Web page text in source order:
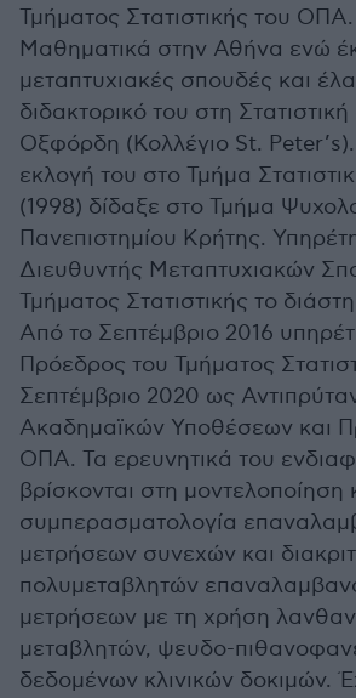
Τμήματος Στατιστικής του
Μαθηματικά στην Αθήνα ενώ
μεταπτυχιακές σπουδές και
διδακτορικό του στη
Οξφόρδη (Κολλέγιο St. Peter’s).
εκλογή του στο Τμήμα
(1998) δίδαξε στο Τμήμα
Πανεπιστημίου Κρήτης.
Διευθυντής Μεταπτυχιακών
Τμήματος Στατιστικής το
Από το Σεπτέμβριο 2016
Πρόεδρος του Τμήματος
Σεπτέμβριο 2020 ως
Ακαδημαϊκών Υποθέσεων και
ΟΠΑ. Τα ερευνητικά του
βρίσκονται στη μοντελοποίηση
συμπερασματολογία
μετρήσεων συνεχών και
πολυμεταβλητών
μετρήσεων με τη χρήση
μεταβλητών, ψευδο-
δεδομένων κλινικών δοκιμών.